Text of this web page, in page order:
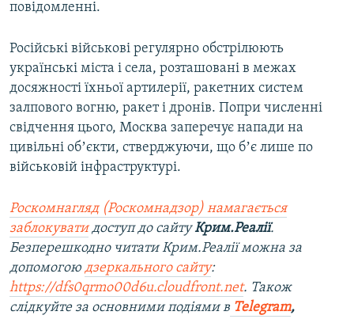
повідомленні.
Російські військові регулярно обстрілюють
українські міста і села, розташовані в межах
досяжності їхньої артилерії, ракетних систем
залпового вогню, ракет і дронів. Попри численні
свідчення цього, Москва заперечує напади на
цивільні обʼєкти, стверджуючи, що бʼє лише по
військовій інфраструктурі.
Роскомнагляд (Роскомнадзор) намагається
заблокуватидоступ до сайтуКрим.Реалії.
Безперешкодно читати Крим.Реалії можна за
допомогою дзеркального сайту:
https://dfs0qrmo00d6u.cloudfront.net. Також
слідкуйте за основними подіями в Telegram,